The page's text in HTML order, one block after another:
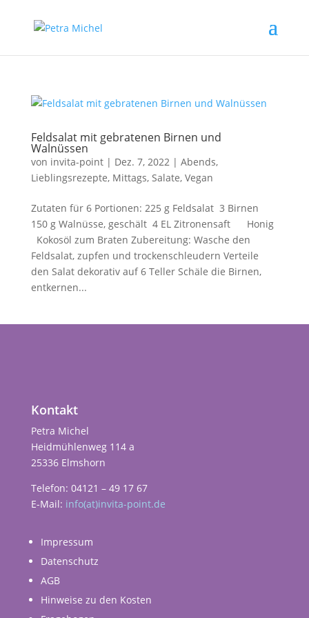
Feldsalat mit gebratenen Birnen und
Walnüssen
von invita-point| Dez. 7, 2022| Abends,
Lieblingsrezepte, Mittags, Salate, Vegan
Zutaten für 6 Portionen: 225 g Feldsalat 3 Birnen
150 g Walnüsse, geschält 4 EL Zitronensaft Honig
Kokosöl zum Braten Zubereitung: Wasche den
Feldsalat, zupfen und trockenschleudern Verteile
den Salat dekorativ auf 6 Teller Schäle die Birnen,
entkernen...
Kontakt
Petra Michel
Heidmühlenweg 114 a
25336 Elmshorn
Telefon: 04121 – 49 17 67
E-Mail: info(at)invita-point.de
Impressum
Datenschutz
AGB
Hinweise zu den Kosten